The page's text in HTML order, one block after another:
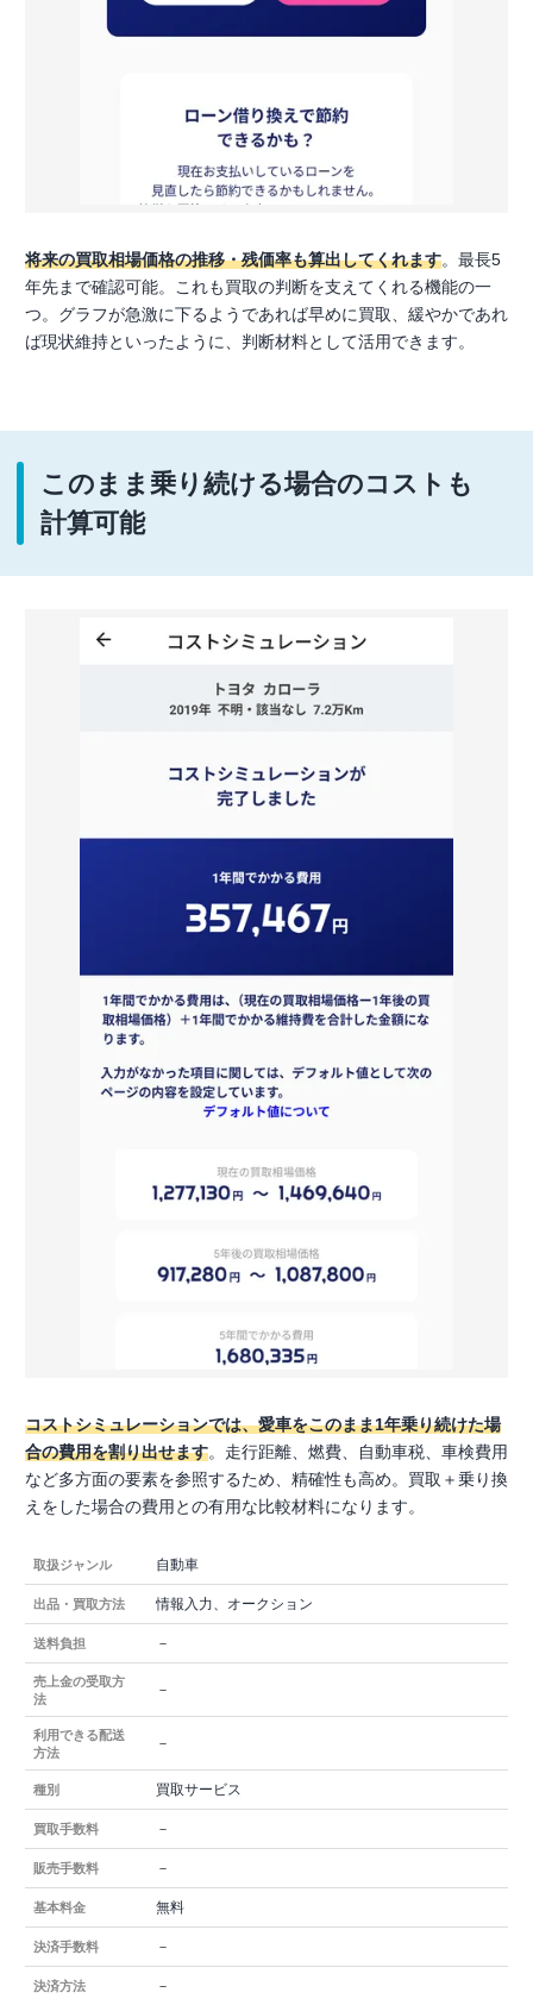
将来の買取相場価格の推移・残価率も算出してくれます。最長5
年先まで確認可能。これも買取の判断を支えてくれる機能の一
つ。グラフが急激に下るようであれば早めに買取、緩やかであれ
ば現状維持といったように、判断材料として活用できます。
このまま乗り続ける場合のコストも
計算可能
コストシミュレーションでは、愛車をこのまま1年乗り続けた場
合の費用を割り出せます。走行距離、燃費、自動車税、車検費用
など多方面の要素を参照するため、精確性も高め。買取＋乗り換
えをした場合の費用との有用な比較材料になります。
取扱ジャンル 自動車
出品・買取方法 情報入力、オークション
送料負担 －
売上金の受取方
法
－
利用できる配送
方法
－
種別 買取サービス
買取手数料 －
販売手数料 －
基本料金 無料
決済手数料 －
決済方法 －